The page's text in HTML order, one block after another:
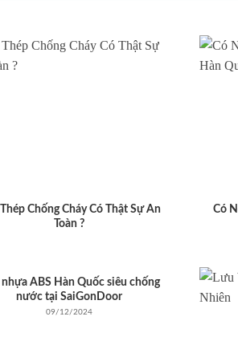
Chống Cháy Có Thật Sự An
Toàn ?
Có
nhựa ABS Hàn Quốc siêu chống
nước tại SaiGonDoor
09/12/2024